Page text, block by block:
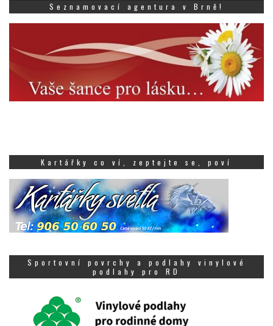
Seznamovací agentura v Brně!
Kartářky co ví, zeptejte se, poví
Sportovní povrchy a podlahy vinylové
podlahy pro RD